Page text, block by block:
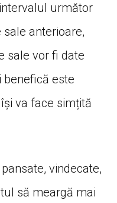
următor
anterioare,
sale vor fi date
benefică este
va face simțită
vindecate,
să meargă mai